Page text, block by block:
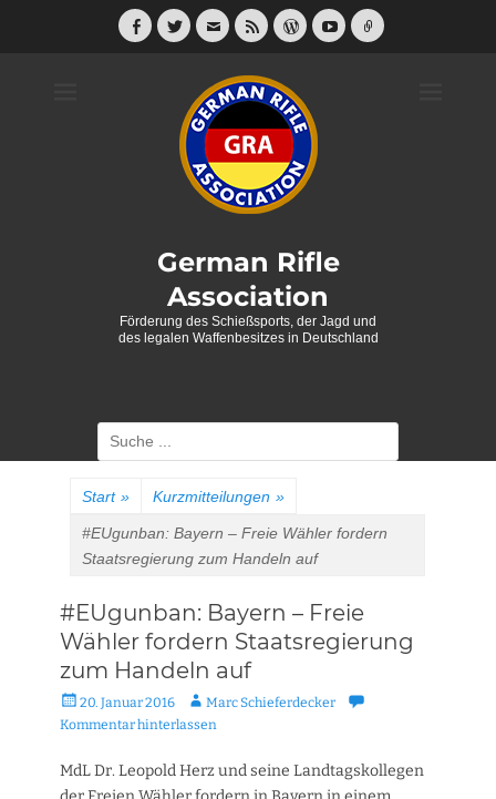
Facebook
Twitter
E-
Feed WordPress
YouTube
Link
German Rifle
Association
Förderung des Schießsports, der Jagd und
des legalen Waffenbesitzes in Deutschland
Suche
nach:
Start » Kurzmitteilungen »
#EUgunban: Bayern – Freie Wähler fordern
Staatsregierung zum Handeln auf
#EUgunban: Bayern – Freie
Wähler fordern Staatsregierung
zum Handeln auf
Veröffentlicht
am
20. Januar 2016 AutorMarc Schieferdecker
Kommentar hinterlassen
MdL Dr. Leopold Herz und seine Landtagskollegen